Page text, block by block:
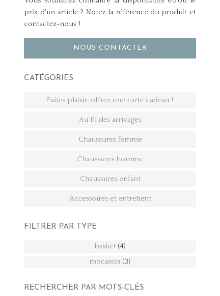
prix d'un article ? Notez la référence du produit et
contactez-nous !
NOUS CONTACTER
CATÉGORIES
Faites plaisir, offrez une carte cadeau !
Au fil des arrivages
Chaussures femme
Chaussures homme
Chaussures enfant
Accessoires et entretient
FILTRER PAR TYPE
basket (4)
mocassin (3)
RECHERCHER PAR MOTS-CLÉS